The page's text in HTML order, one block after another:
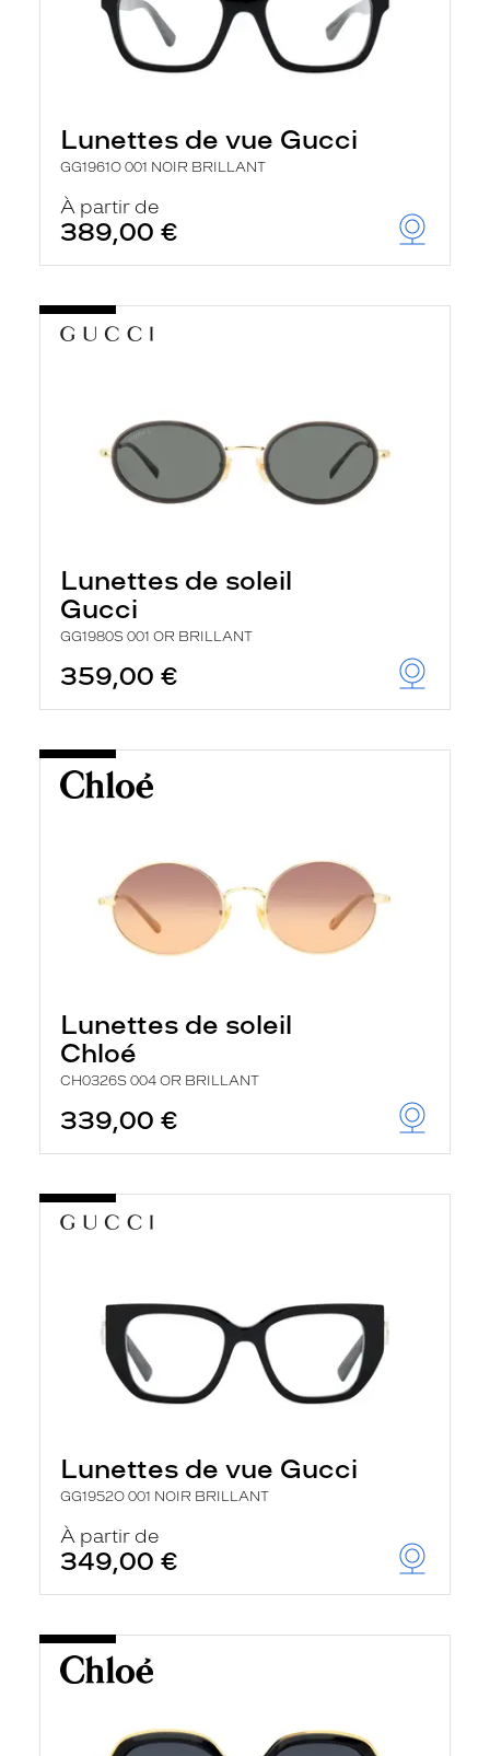
Lunettes de vue Gucci
GG1961O 001 NOIR BRILLANT
À partir de
389,00 €
Lunettes de soleil
Gucci
GG1980S 001 OR BRILLANT
359,00 €
Lunettes de soleil
Chloé
CH0326S 004 OR BRILLANT
339,00 €
Lunettes de vue Gucci
GG1952O 001 NOIR BRILLANT
À partir de
349,00 €